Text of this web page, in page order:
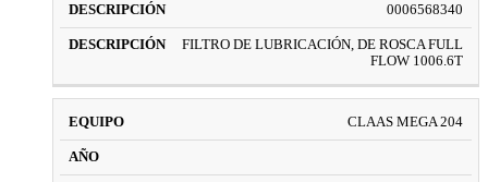
0006568340
FILTRO DE LUBRICACIÓN, DE ROSCA FULL
FLOW 1006.6T
CLAAS MEGA 204